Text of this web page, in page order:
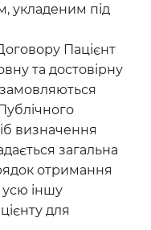
укладеним під
Пацієнт
та достовірну
визначення
загальна
отримання
усю іншу
для